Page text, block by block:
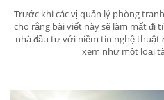
Trước khi các vị quản lý phòng
cho rằng bài viết này sẽ làm mất đi
nhà đầu tư với niềm tin nghệ
xem như một loại